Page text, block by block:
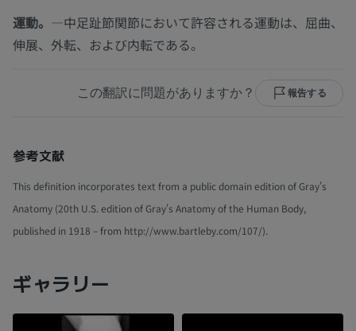
運動。 —中足趾節関節において許容される運動は、屈曲、
伸展、外転、および内転である。
この翻訳に問題がありますか？ 報告する
参考文献
This definition incorporates text from a public domain edition of Gray's
Anatomy (20th U.S. edition of Gray's Anatomy of the Human Body,
published in 1918 – from http://www.bartleby.com/107/).
ギャラリー